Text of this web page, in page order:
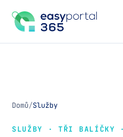
Domů/Služby
SLUŽBY · TŘI BALÍČKY ·